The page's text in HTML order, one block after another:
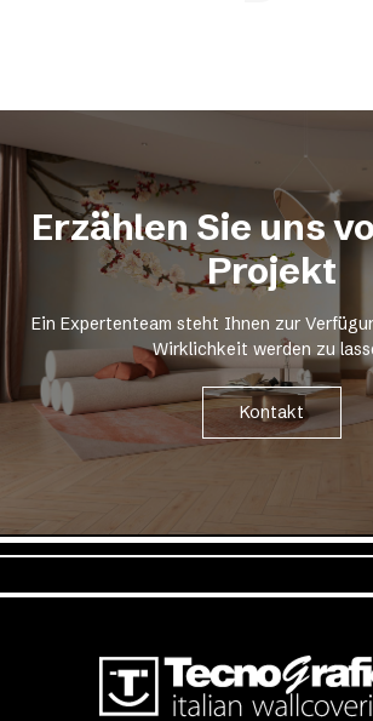
Erzählen Sie uns
Projekt
Ein Expertenteam steht Ihnen zur
Wirklichkeit werden zu
Kontakt